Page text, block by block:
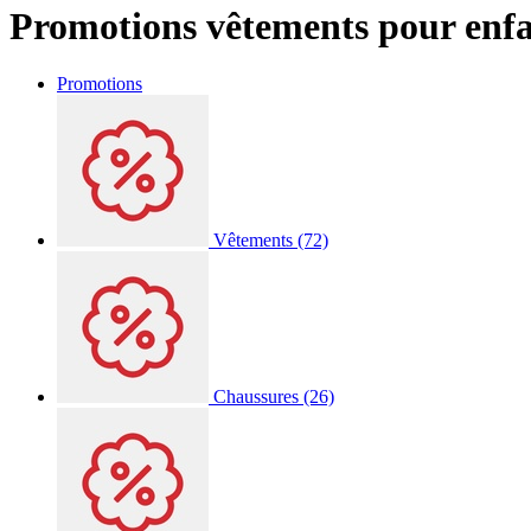
Promotions vêtements pour
Promotions
Vêtements (72)
Chaussures (26)